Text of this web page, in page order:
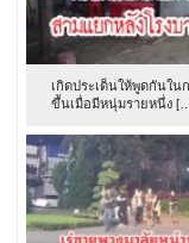
เกิดประเด็นให้พูดกันใน
ขึ้นเมื่อมีหนุ่มรายหนึ่ง